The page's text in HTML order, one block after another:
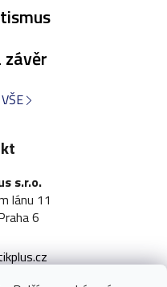
závěr
s.r.o.
lánu 11
6